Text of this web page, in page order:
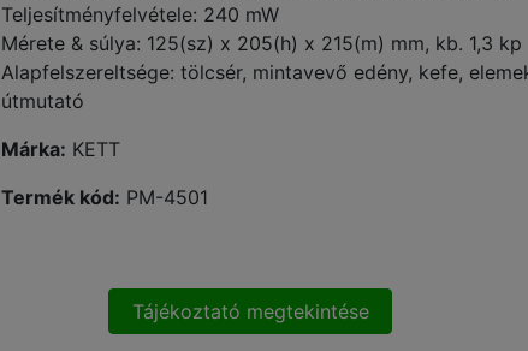
Teljesítményfelvétele: 240 mW
Mérete & súlya: 125(sz) x 205(h) x 215(m) mm, kb. 1,3 kp
Alapfelszereltsége: tölcsér, mintavevő edény, kefe,
útmutató
Márka: KETT
Termék kód: PM-4501
Tájékoztató megtekintése